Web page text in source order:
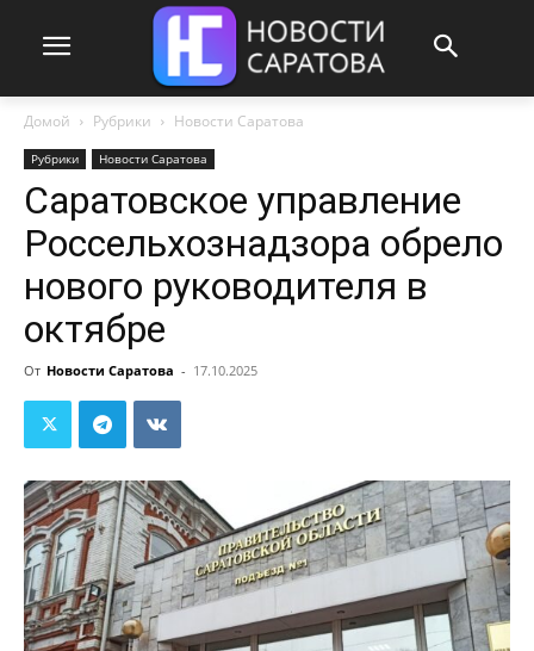
Домой Рубрики Новости Саратова
Рубрики Новости Саратова
Саратовское управление
Россельхознадзора обрело
нового руководителя в
октябре
От Новости Саратова - 17.10.2025